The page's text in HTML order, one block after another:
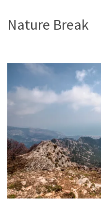
Nature Break